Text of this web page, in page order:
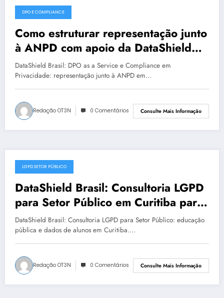
julho 16, 2025
DPO E COMPLIANCE
Como estruturar representação junto
à ANPD com apoio da DataShield
Brasil em Vitória | Série DataShield
313
DataShield Brasil: DPO as a Service e Compliance em
Privacidade: representação junto à ANPD em…
Redação OT3N 0 Comentários Consulte Mais Informação
julho 16, 2025
LGPD SETOR PÚBLICO
DataShield Brasil: Consultoria LGPD
para Setor Público em Curitiba para
LGPD no setor público | Série
DataShield 127
DataShield Brasil: Consultoria LGPD para Setor Público: educação
pública e dados de alunos em Curitiba.…
Redação OT3N 0 Comentários Consulte Mais Informação